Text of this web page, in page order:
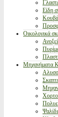
Είδη
Οικολογικά
Μηχανήματα